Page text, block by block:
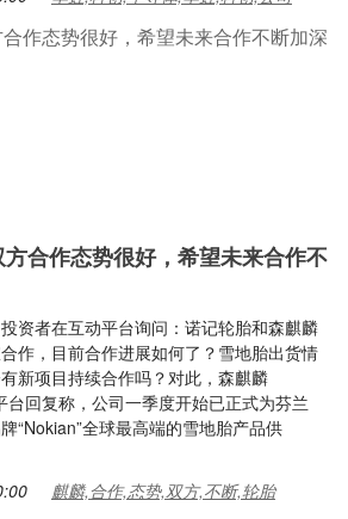
合作态势很好，希望未来合作不
资者在互动平台询问：诺记轮胎和森麒麟
作，目前合作进展如何了？雪地胎出货情
新项目持续合作吗？对此，森麒麟
台回复称，公司一季度开始已正式为芬兰
“Nokian”全球最高端的雪地胎产品供
麒麟,合作,态势,双方,不断,轮胎